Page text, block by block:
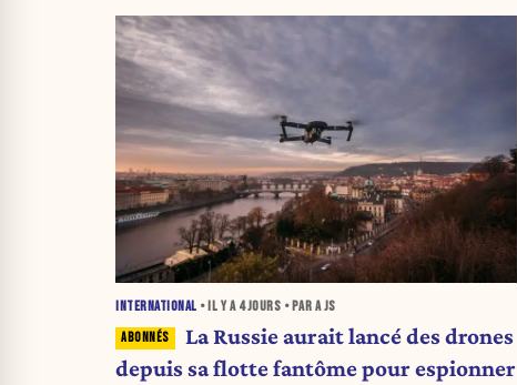
INTERNATIONAL • IL Y A 4 JOURS • PAR A JS
La Russie aurait lancé des drones
depuis sa flotte fantôme pour espionner